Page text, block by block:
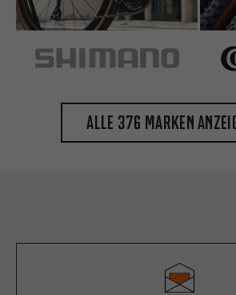
Alle 376 Marken